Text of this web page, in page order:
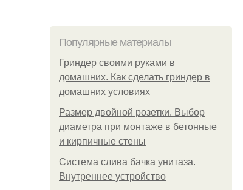
Популярные материалы
Гриндер своими руками в
домашних. Как сделать гриндер в
домашних условиях
Размер двойной розетки. Выбор
диаметра при монтаже в бетонные
и кирпичные стены
Система слива бачка унитаза.
Внутреннее устройство